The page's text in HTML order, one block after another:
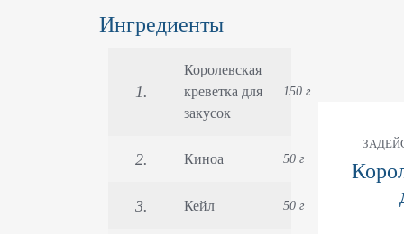
Ингредиенты
Королевская
креветка для
закусок
150 г
Киноа 50 г
Кейл 50 г